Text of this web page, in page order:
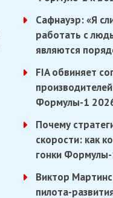
Сафнауэр: «Я
работать с
являются
FIA обвиняет
Формулы-1
Почему
скорости: как
гонки
Виктор
пилота-